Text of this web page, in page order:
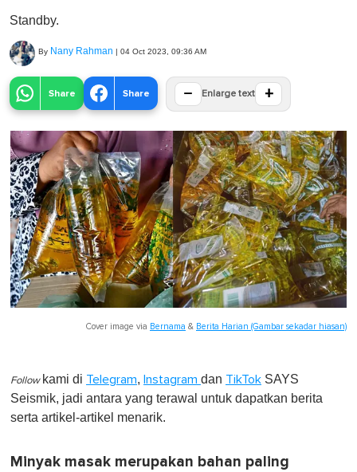
Standby.
By Nany Rahman | 04 Oct 2023, 09:36 AM
Share Share − Enlarge text +
Cover image via Bernama & Berita Harian (Gambar sekadar hiasan)
Follow kami di Telegram, Instagram dan TikTok SAYS
Seismik, jadi antara yang terawal untuk dapatkan berita
serta artikel-artikel menarik.
Minyak masak merupakan bahan paling